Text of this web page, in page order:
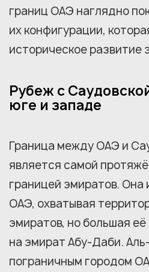
границ ОАЭ наглядно
их конфигурации,
историческое развитие
Рубеж с
юге и западе
Граница между ОАЭ и
является самой
границей эмиратов. Она
ОАЭ, охватывая
эмиратов, но большая
на эмират Абу-Даби.
пограничным городом